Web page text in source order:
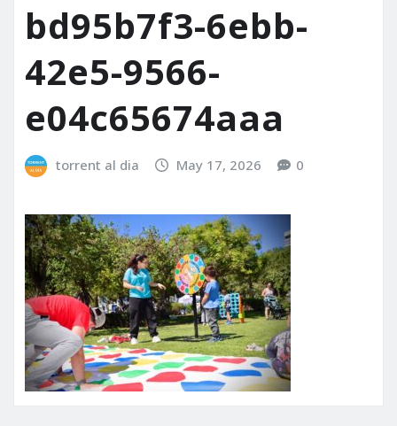
bd95b7f3-6ebb-
42e5-9566-
e04c65674aaa
torrent al dia May 17, 2026 0